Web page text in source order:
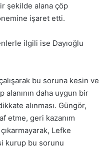
şekilde alana çöp
işaret etti.
ilgili ise Dayıoğlu
bu soruna kesin ve
alanının daha uygun bir
alınması. Güngör,
etme, geri kazanım
Lefke
kurup bu sorunu